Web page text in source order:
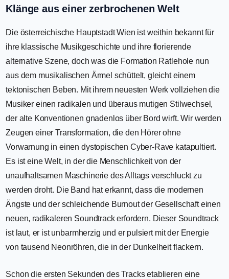
Klänge aus einer zerbrochenen Welt
Die österreichische Hauptstadt Wien ist weithin bekannt für
ihre klassische Musikgeschichte und ihre florierende
alternative Szene, doch was die Formation Ratlehole nun
aus dem musikalischen Ärmel schüttelt, gleicht einem
tektonischen Beben. Mit ihrem neuesten Werk vollziehen die
Musiker einen radikalen und überaus mutigen Stilwechsel,
der alte Konventionen gnadenlos über Bord wirft. Wir werden
Zeugen einer Transformation, die den Hörer ohne
Vorwarnung in einen dystopischen Cyber-Rave katapultiert.
Es ist eine Welt, in der die Menschlichkeit von der
unaufhaltsamen Maschinerie des Alltags verschluckt zu
werden droht. Die Band hat erkannt, dass die modernen
Ängste und der schleichende Burnout der Gesellschaft einen
neuen, radikaleren Soundtrack erfordern. Dieser Soundtrack
ist laut, er ist unbarmherzig und er pulsiert mit der Energie
von tausend Neonröhren, die in der Dunkelheit flackern.
Schon die ersten Sekunden des Tracks etablieren eine